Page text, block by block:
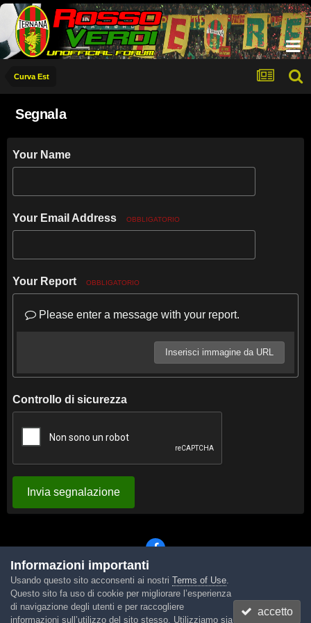
Curva Est
Segnala
Your Name
Your Email Address OBBLIGATORIO
Your Report OBBLIGATORIO
Please enter a message with your report.
Inserisci immagine da URL
Controllo di sicurezza
Invia segnalazione
Lingua Tema Contattaci Cookies
Powered by Invision Community
Informazioni importanti
Usando questo sito acconsenti ai nostri Terms of Use.
Questo sito fa uso di cookie per migliorare l’esperienza
di navigazione degli utenti e per raccogliere
informazioni sull’utilizzo del sito stesso. Utilizziamo sia
accetto